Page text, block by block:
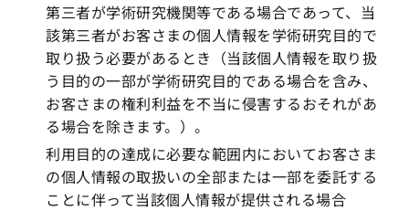
第三者が学術研究機関等である場合であって、当
該第三者がお客さまの個人情報を学術研究目的で
取り扱う必要があるとき（当該個人情報を取り扱
う目的の一部が学術研究目的である場合を含み、
お客さまの権利利益を不当に侵害するおそれがあ
る場合を除きます。）。
利用目的の達成に必要な範囲内においてお客さま
の個人情報の取扱いの全部または一部を委託する
ことに伴って当該個人情報が提供される場合